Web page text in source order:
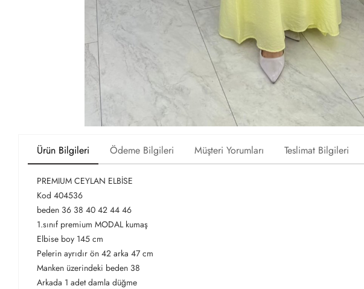
Ürün Bilgileri Ödeme Bilgileri Müşteri Yorumları Teslimat Bilgileri
PREMIUM CEYLAN ELBİSE
Kod 404536
beden 36 38 40 42 44 46
1.sınıf premium MODAL kumaş
Elbise boy 145 cm
Pelerin ayrıdır ön 42 arka 47 cm
Manken üzerindeki beden 38
Arkada 1 adet damla düğme